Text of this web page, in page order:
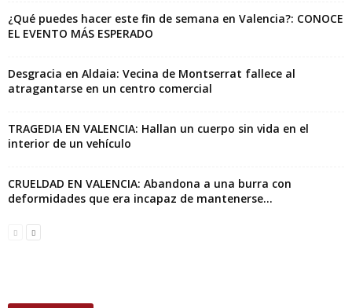
¿Qué puedes hacer este fin de semana en Valencia?: CONOCE
EL EVENTO MÁS ESPERADO
Desgracia en Aldaia: Vecina de Montserrat fallece al
atragantarse en un centro comercial
TRAGEDIA EN VALENCIA: Hallan un cuerpo sin vida en el
interior de un vehículo
CRUELDAD EN VALENCIA: Abandona a una burra con
deformidades que era incapaz de mantenerse...